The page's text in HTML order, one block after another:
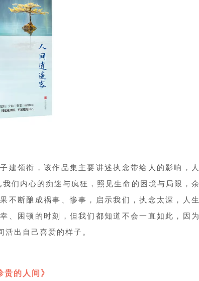
建领衔，该作品集主要讲述执念带给人的影响，人
们内心的痴迷与疯狂，照见生命的困境与局限，余
不断酿成祸事、惨事，启示我们，执念太深，人生
、困顿的时刻，但我们都知道不会一直如此，因为
出自己喜爱的样子。
贵的人间》